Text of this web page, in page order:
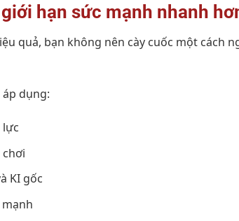
hạn sức mạnh nhanh
quả, bạn không nên cày cuốc một cách
dụng:
lực
KI gốc